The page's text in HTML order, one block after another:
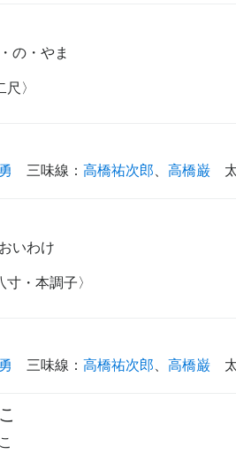
の・やま
尺〉
三味線 ： 高橋祐次郎 高橋巌
いわけ
寸・本調子〉
三味線 ： 高橋祐次郎 高橋巌